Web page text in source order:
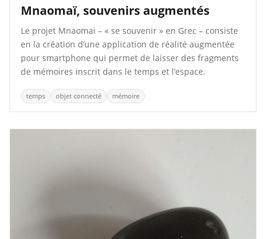
Mnaomaï, souvenirs augmentés
Le projet Mnaomai – « se souvenir » en Grec – consiste
en la création d’une application de réalité augmentée
pour smartphone qui permet de laisser des fragments
de mémoires inscrit dans le temps et l’espace.
temps objet connecté mémoire